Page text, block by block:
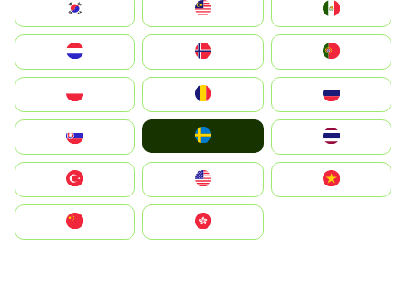
South Korea
United States
中國香港特別行政區